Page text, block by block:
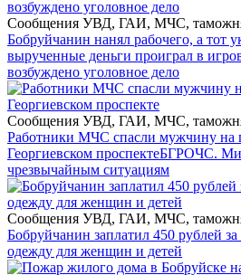
Сообщения УВД, ГАИ, МЧС,
Бобруйчанин нанял рабочего, а тот
вырученные деньги проиграл в
возбуждено уголовное дело
Сообщения УВД, ГАИ, МЧС,
Работники МЧС спасли мужчину на
Георгиевском проспектеБГРОЧС.
чрезвычайным ситуациям
Сообщения УВД, ГАИ, МЧС,
Бобруйчанин заплатил 450 рублей
одежду для женщин и детей